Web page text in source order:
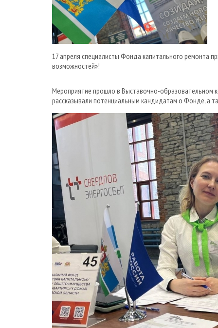
17 апреля специалисты Фонда капитального ремонта
возможностей»!
Мероприятие прошло в Выставочно-образовательном
рассказывали потенциальным кандидатам о Фонде, а